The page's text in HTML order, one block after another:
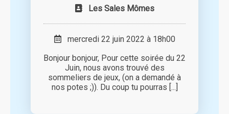
Les Sales Mômes
mercredi 22 juin 2022 à 18h00
Bonjour bonjour, Pour cette soirée du 22
Juin, nous avons trouvé des
sommeliers de jeux, (on a demandé à
nos potes ;)). Du coup tu pourras [...]